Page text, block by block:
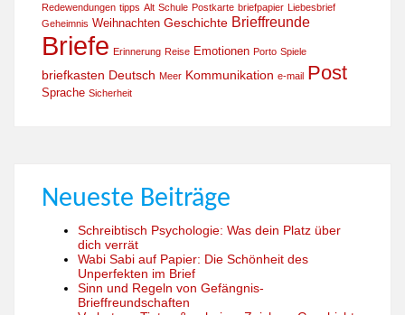
Redewendungen tipps Alt Schule Postkarte briefpapier Liebesbrief
Geheimnis Weihnachten Geschichte Brieffreunde
Briefe Erinnerung Reise Emotionen Porto Spiele
briefkasten Deutsch Meer Kommunikation e-mail Post
Sprache Sicherheit
Neueste Beiträge
Schreibtisch Psychologie: Was dein Platz über
dich verrät
Wabi Sabi auf Papier: Die Schönheit des
Unperfekten im Brief
Sinn und Regeln von Gefängnis-
Brieffreundschaften